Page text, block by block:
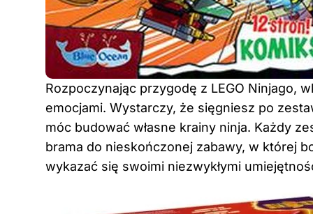
Rozpoczynając przygodę z LEGO Ninjago,
emocjami. Wystarczy, że sięgniesz po
móc budować własne krainy ninja. Każdy
brama do nieskończonej zabawy, w której
wykazać się swoimi niezwykłymi